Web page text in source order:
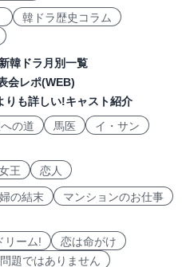
韓ドラ歴史コラム
韓ドラ月別一覧
会レポ(WEB)
りも詳しい!キャスト紹介
の道 馬医
イ・サン
王 恋人
の結末
マンションのお仕事
リーム!
恋は命がけ
題ではありません